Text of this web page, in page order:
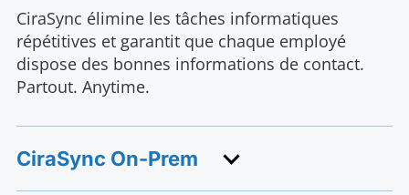
CiraSync élimine les tâches informatiques
répétitives et garantit que chaque employé
dispose des bonnes informations de contact.
Partout. Anytime.
CiraSync On-Prem